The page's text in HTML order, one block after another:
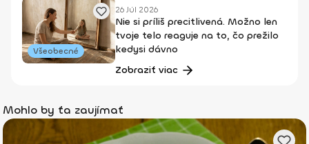
Všeobecné
26 Júl 2026
Nie si príliš precitlivená. Možno len
tvoje telo reaguje na to, čo prežilo
kedysi dávno
Zobraziť viac
Mohlo by ťa zaujímať